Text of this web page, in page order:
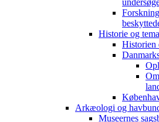
Historie og
Historien
Arkæologi og
Museernes